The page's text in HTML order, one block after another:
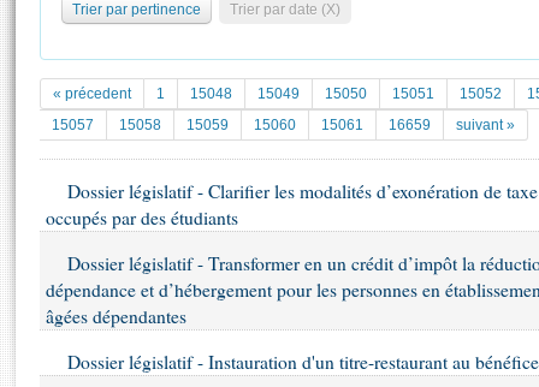
Pétitions
Documents parlementaires
Projets de loi
Propositions de loi
Amendements
Rapports d'information
Rapports législatifs
Statistiques et chiffres clés
Documents de référence
( Constitution | Règlement de l'Assemblée ... )
Histoire
Juniors
Anciennes législatures
Liens vers les sites publics
La Bibliothèque
Les archives
Photos libres de droit
Trier par pertinence Trier par date (X)
« précedent 1 15048 15049 15050 15051 15052
15057
15058 15059 15060 15061 16659 suivant »
Dossier législatif - Clarifier les modalités d’exonération de
occupés par des étudiants
Dossier législatif - Transformer en un crédit d’impôt la
dépendance et d’hébergement pour les personnes en
âgées dépendantes
Dossier législatif - Instauration d'un titre-restaurant au